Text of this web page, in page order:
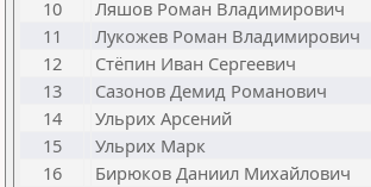
10
Ляшов Роман Владимирович
11
Лукожев Роман Владимирович
12
Стёпин Иван Сергеевич
13
Сазонов Демид Романович
14
Ульрих Арсений
15
Ульрих Марк
16
Бирюков Даниил Михайлович